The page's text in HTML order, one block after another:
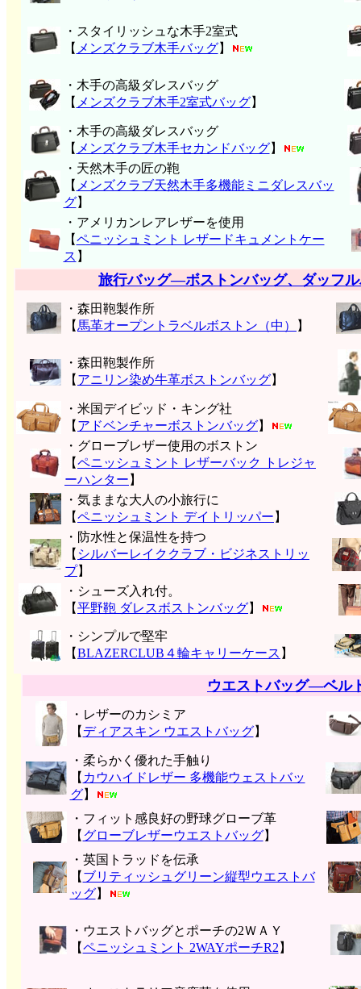
・スタイリッシュな木手2室式
【 メンズクラブ木手バッグ】
・木手の高級ダレスバッグ
【 メンズクラブ木手2室式バッグ】
・木手の高級ダレスバッグ
【 メンズクラブ木手セカンドバッグ】
・天然木手の匠の鞄
【 メンズクラブ天然木手多機能ミニダレスバッ
グ】
・アメリカンレアレザーを使用
【ペニッシュミント レザードキュメントケー
ス 】
旅行バッグ―ボストンバッグ、ダッフ
・森田鞄製作所
【 馬革オープントラベルボストン（中） 】
・森田鞄製作所
【 アニリン染め牛革ボストンバッグ】
・米国デイビッド・キング社
【 アドベンチャーボストンバッグ】
・グローブレザー使用のボストン
【ペニッシュミント レザーバック トレジャ
ーハンター 】
・気ままな大人の小旅行に
【ペニッシュミント デイトリッパー 】
・防水性と保温性を持つ
【 シルバーレイククラブ・ビジネストリッ
プ】
・シューズ入れ付。
【平野鞄 ダレスボストンバッグ】
・シンプルで堅牢
【BLAZERCLUB４輪キャリーケース 】
ウエストバッグ―ベル
・レザーのカシミア
【 ディアスキン ウエストバッグ】
・柔らかく優れた手触り
【 カウハイドレザー 多機能ウェストバッ
グ】
・フィット感良好の野球グローブ革
【 グローブレザーウエストバッグ】
・英国トラッドを伝承
【 ブリティッシュグリーン縦型ウエストバ
ッグ】
・ウエストバッグとポーチの2ＷＡＹ
【ペニッシュミント 2WAYポーチR2 】